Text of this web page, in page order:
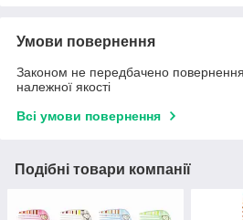
Умови повернення
Законом не передбачено
належної якості
Всі умови повернення
Подібні товари компанії